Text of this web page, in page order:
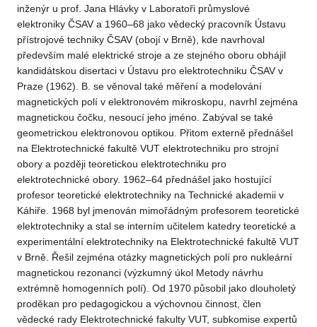
inženýr u prof. Jana Hlávky v Laboratoři průmyslové
elektroniky ČSAV a 1960–68 jako vědecký pracovník Ústavu
přístrojové techniky ČSAV (obojí v Brně), kde navrhoval
především malé elektrické stroje a ze stejného oboru obhájil
kandidátskou disertaci v Ústavu pro elektrotechniku ČSAV v
Praze (1962). B. se věnoval také měření a modelování
magnetických polí v elektronovém mikroskopu, navrhl zejména
magnetickou čočku, nesoucí jeho jméno. Zabýval se také
geometrickou elektronovou optikou. Přitom externě přednášel
na Elektrotechnické fakultě VUT elektrotechniku pro strojní
obory a později teoretickou elektrotechniku pro
elektrotechnické obory. 1962–64 přednášel jako hostující
profesor teoretické elektrotechniky na Technické akademii v
Káhiře. 1968 byl jmenován mimořádným profesorem teoretické
elektrotechniky a stal se interním učitelem katedry teoretické a
experimentální elektrotechniky na Elektrotechnické fakultě VUT
v Brně. Řešil zejména otázky magnetických polí pro nukleární
magnetickou rezonanci (výzkumný úkol Metody návrhu
extrémně homogenních polí). Od 1970 působil jako dlouholetý
proděkan pro pedagogickou a výchovnou činnost, člen
vědecké rady Elektrotechnické fakulty VUT, subkomise expertů